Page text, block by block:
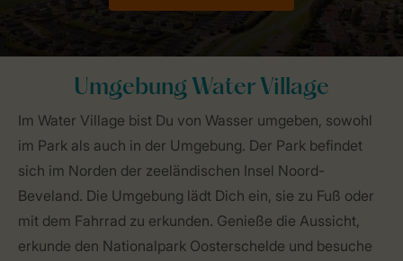
Umgebung Water Village
Im Water Village bist Du von Wasser umgeben, sowohl
im Park als auch in der Umgebung. Der Park befindet
sich im Norden der zeeländischen Insel Noord-
Beveland. Die Umgebung lädt Dich ein, sie zu Fuß oder
mit dem Fahrrad zu erkunden. Genieße die Aussicht,
erkunde den Nationalpark Oosterschelde und besuche